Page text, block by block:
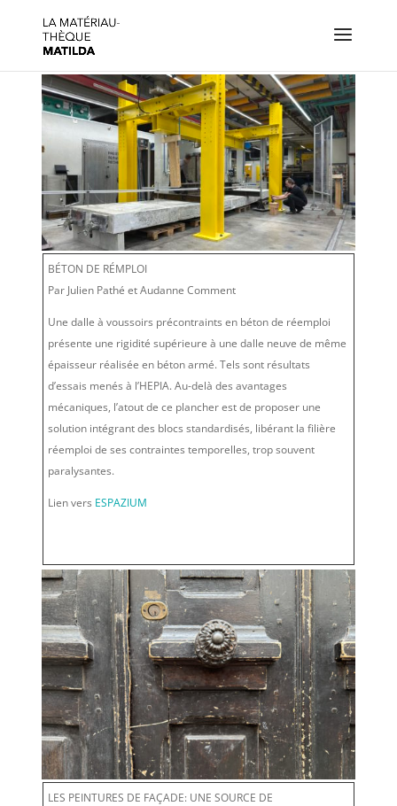
BÉTON DE RÉMPLOI
Par Julien Pathé et Audanne Comment
Une dalle à voussoirs précontraints en béton de réemploi
présente une rigidité supérieure à une dalle neuve de même
épaisseur réalisée en béton armé. Tels sont résultats
d’essais menés à l’HEPIA. Au-delà des avantages
mécaniques, l’atout de ce plancher est de proposer une
solution intégrant des blocs standardisés, libérant la filière
réemploi de ses contraintes temporelles, trop souvent
paralysantes.
Lien vers ESPAZIUM
LES PEINTURES DE FAÇADE: UNE SOURCE DE